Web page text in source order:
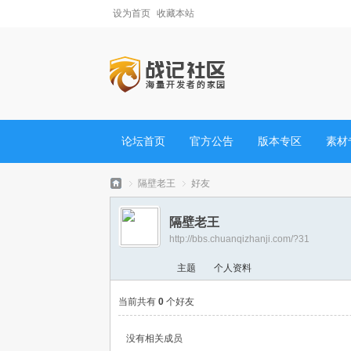
设为首页 收藏本站
论坛首页 官方公告 版本专区 素材
›
隔壁老王 好友
隔壁老王
http://bbs.chuanqizhanji.com/?31
主题 个人资料
当前共有 0个好友
没有相关成员